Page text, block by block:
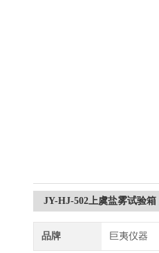
JY-HJ-502上虞盐雾试验
品牌 巨夷仪器